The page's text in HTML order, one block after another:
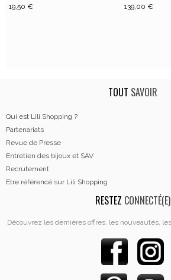
19,50 €
139,00 €
TOUT SAVOIR
Qui est Lili Shopping ?
Partenariats
Revue de Presse
Entretien des bijoux et SAV
Recrutement
Etre référencé sur Lili Shopping
RESTEZ CONNECTÉ(E)
Découvrez les dernières offres, les nouveautés,